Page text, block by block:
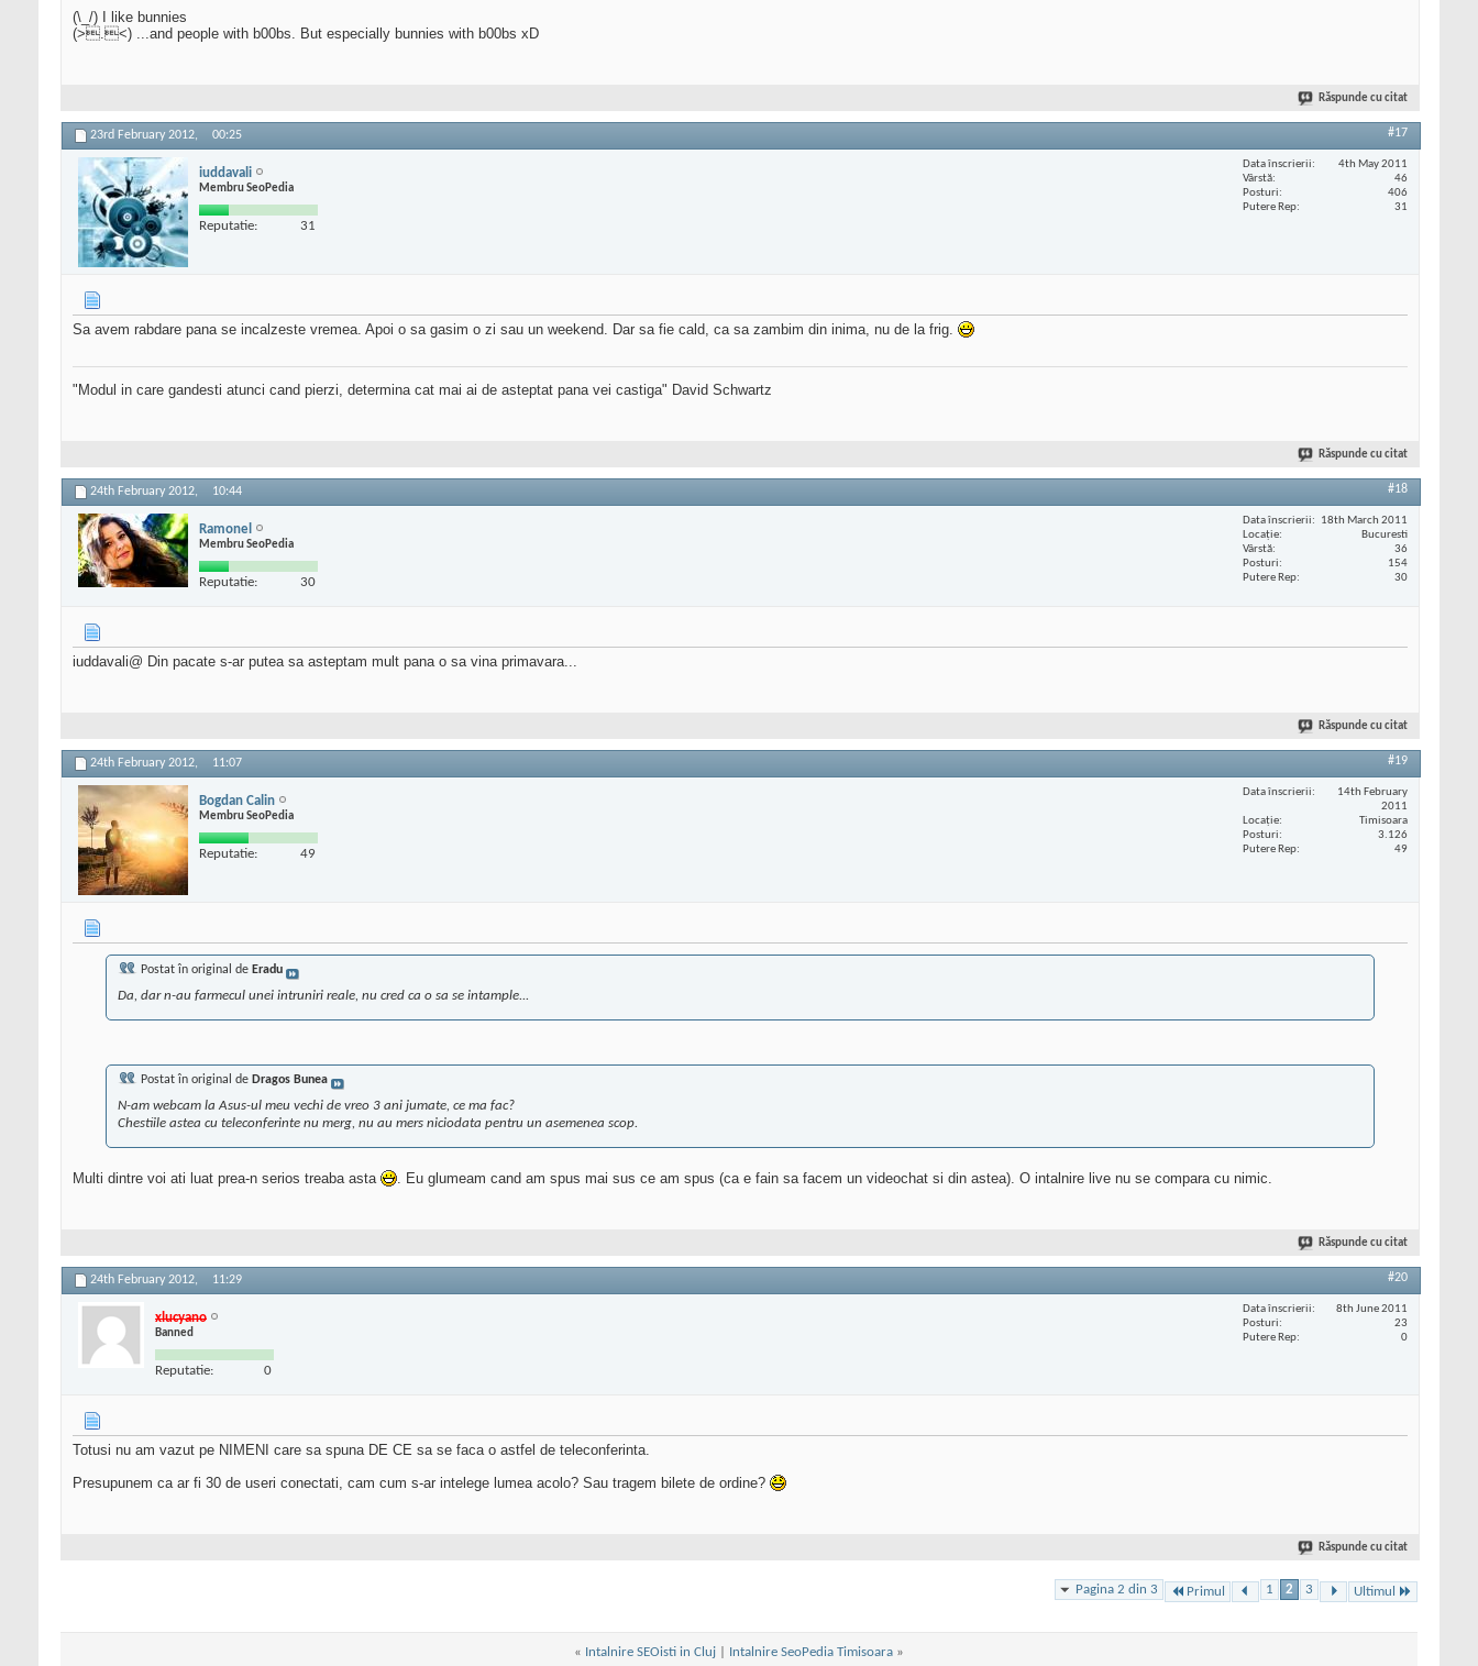
(\_/) I like bunnies
(>.<) ...and people with b00bs. But especially bunnies with b00bs xD
Răspunde cu citat
23rd February 2012, 00:25 #17
iuddavali
Membru SeoPedia
Reputatie: 31
Data înscrierii
4th May 2011
Vârstă
46
Posturi
406
Putere Rep
31
Sa avem rabdare pana se incalzeste vremea. Apoi o sa gasim o zi sau un weekend. Dar sa fie cald, ca sa zambim din inima, nu de la frig.
"Modul in care gandesti atunci cand pierzi, determina cat mai ai de asteptat pana vei castiga" David Schwartz
Răspunde cu citat
24th February 2012, 10:44 #18
Ramonel
Membru SeoPedia
Reputatie: 30
Data înscrierii
18th March 2011
Locaţie
Bucuresti
Vârstă
36
Posturi
154
Putere Rep
30
iuddavali@ Din pacate s-ar putea sa asteptam mult pana o sa vina primavara...
Răspunde cu citat
24th February 2012, 11:07 #19
Bogdan Calin
Membru SeoPedia
Reputatie: 49
Data înscrierii
14th February
2011
Locaţie
Timisoara
Posturi
3.126
Putere Rep
49
Postat în original de Eradu
Da, dar n-au farmecul unei intruniri reale, nu cred ca o sa se intample...
Postat în original de Dragos Bunea
N-am webcam la Asus-ul meu vechi de vreo 3 ani jumate, ce ma fac?
Chestiile astea cu teleconferinte nu merg, nu au mers niciodata pentru un asemenea scop.
Multi dintre voi ati luat prea-n serios treaba asta . Eu glumeam cand am spus mai sus ce am spus (ca e fain sa facem un videochat si din astea). O intalnire live nu se compara cu nimic.
Răspunde cu citat
24th February 2012, 11:29 #20
xlucyano
Banned
Reputatie: 0
Data înscrierii
8th June 2011
Posturi
23
Putere Rep
0
Totusi nu am vazut pe NIMENI care sa spuna DE CE sa se faca o astfel de teleconferinta.
Presupunem ca ar fi 30 de useri conectati, cam cum s-ar intelege lumea acolo? Sau tragem bilete de ordine?
Răspunde cu citat
Pagina 2 din 3 Primul 1 2 3 Ultimul
« Intalnire SEOisti in Cluj Intalnire SeoPedia Timisoara »